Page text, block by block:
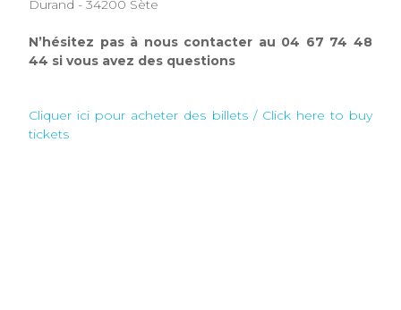
Durand - 34200 Sète
N’hésitez pas à nous contacter au 04 67 74 48
44 si vous avez des questions
Cliquer ici pour acheter des billets / Click here to buy
tickets